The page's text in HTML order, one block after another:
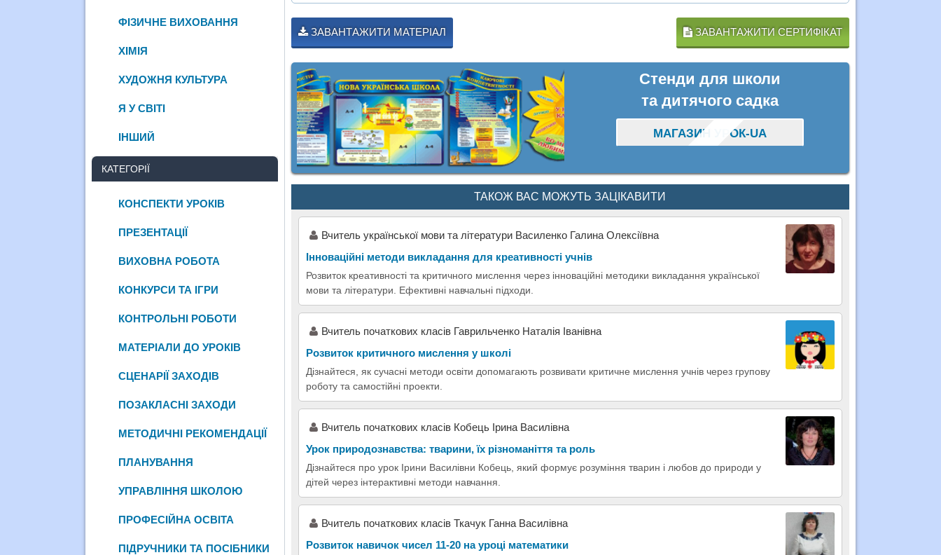
ЗАВАНТАЖИТИ МАТЕРІАЛ ЗАВАНТАЖИТИ СЕРТИФІКАТ
Стенди для школи
та дитячого садка
МАГАЗИН УРОК-UA
ТАКОЖ ВАС МОЖУТЬ ЗАЦІКАВИТИ
Вчитель української мови та літератури Василенко Галина Олексіївна
Інноваційні методи викладання для креативності учнів
Розвиток креативності та критичного мислення через інноваційні методики викладання української
мови та літератури. Ефективні навчальні підходи.
Вчитель початкових класів Гаврильченко Наталія Іванівна
Розвиток критичного мислення у школі
Дізнайтеся, як сучасні методи освіти допомагають розвивати критичне мислення учнів через групову
роботу та самостійні проекти.
Вчитель початкових класів Кобець Ірина Василівна
Урок природознавства: тварини, їх різноманіття та роль
Дізнайтеся про урок Ірини Василівни Кобець, який формує розуміння тварин і любов до природи у
дітей через інтерактивні методи навчання.
Вчитель початкових класів Ткачук Ганна Василівна
Розвиток навичок чисел 11-20 на уроці математики
ФІЗИЧНЕ ВИХОВАННЯ
ХІМІЯ
ХУДОЖНЯ КУЛЬТУРА
Я У СВІТІ
ІНШИЙ
КАТЕГОРІЇ
КОНСПЕКТИ УРОКІВ
ПРЕЗЕНТАЦІЇ
ВИХОВНА РОБОТА
КОНКУРСИ ТА ІГРИ
КОНТРОЛЬНІ РОБОТИ
МАТЕРІАЛИ ДО УРОКІВ
СЦЕНАРІЇ ЗАХОДІВ
ПОЗАКЛАСНІ ЗАХОДИ
МЕТОДИЧНІ РЕКОМЕНДАЦІЇ
ПЛАНУВАННЯ
УПРАВЛІННЯ ШКОЛОЮ
ПРОФЕСІЙНА ОСВІТА
ПІДРУЧНИКИ ТА ПОСІБНИКИ